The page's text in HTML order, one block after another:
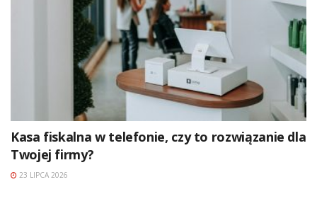
Kasa fiskalna w telefonie, czy to rozwiązanie dla
Twojej firmy?
23 LIPCA 2026